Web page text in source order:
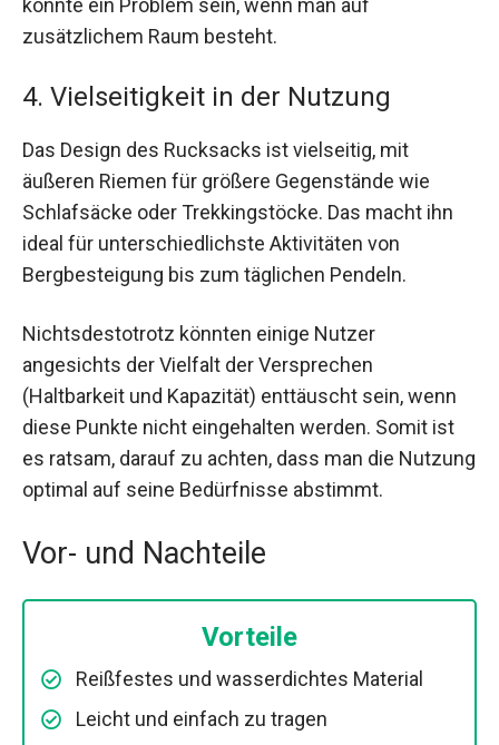
könnte ein Problem sein, wenn man auf
zusätzlichem Raum besteht.
4. Vielseitigkeit in der Nutzung
Das Design des Rucksacks ist vielseitig, mit
äußeren Riemen für größere Gegenstände wie
Schlafsäcke oder Trekkingstöcke. Das macht ihn
ideal für unterschiedlichste Aktivitäten von
Bergbesteigung bis zum täglichen Pendeln.
Nichtsdestotrotz könnten einige Nutzer
angesichts der Vielfalt der Versprechen
(Haltbarkeit und Kapazität) enttäuscht sein, wenn
diese Punkte nicht eingehalten werden. Somit ist
es ratsam, darauf zu achten, dass man die Nutzung
optimal auf seine Bedürfnisse abstimmt.
Vor- und Nachteile
Vorteile
Reißfestes und wasserdichtes Material
Leicht und einfach zu tragen